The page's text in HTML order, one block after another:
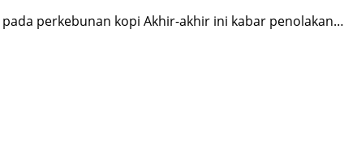
perkebunan kopi Akhir-akhir ini kabar penolakan…